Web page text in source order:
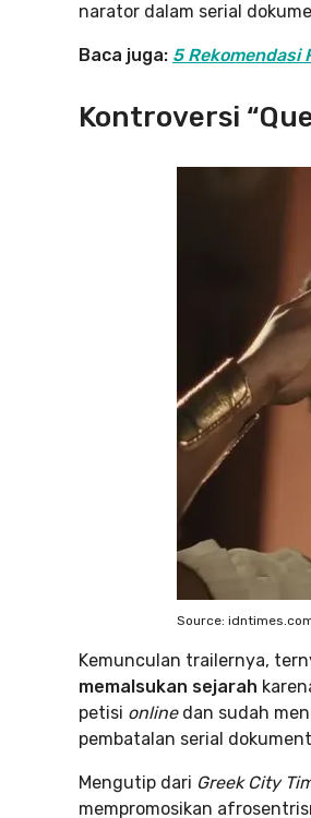
narator dalam serial
Baca juga: 5 Rekomendasi
Kontroversi
Source:
Kemunculan trailernya,
memalsukan sejarah
petisi online dan sudah
pembatalan serial
Mengutip dari Greek City
mempromosikan